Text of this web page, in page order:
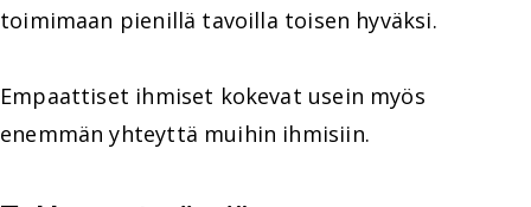
toimimaan pienillä tavoilla toisen hyväksi.
Empaattiset ihmiset kokevat usein myös
enemmän yhteyttä muihin ihmisiin.